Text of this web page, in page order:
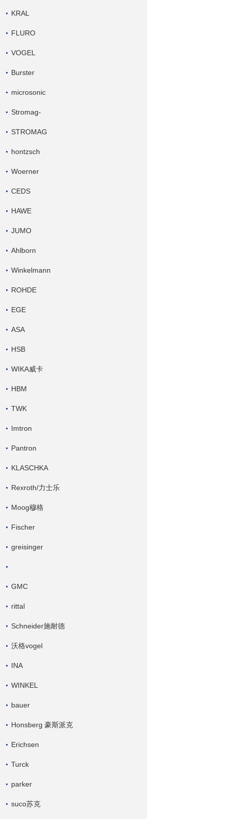
KRAL
FLURO
VOGEL
Burster
microsonic
Stromag-
STROMAG
hontzsch
Woerner
CEDS
HAWE
JUMO
Ahlborn
Winkelmann
ROHDE
EGE
ASA
HSB
WIKA威卡
HBM
TWK
Imtron
Pantron
KLASCHKA
Rexroth/力士乐
Moog穆格
Fischer
greisinger
GMC
rittal
Schneider施耐德
沃格vogel
INA
WINKEL
bauer
Honsberg 豪斯派克
Erichsen
Turck
parker
suco苏克